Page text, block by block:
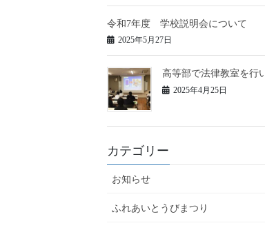
令和7年度 学校説明会について
2025年5月27日
高等部で法律教室を行
2025年4月25日
カテゴリー
お知らせ
ふれあいとうびまつり